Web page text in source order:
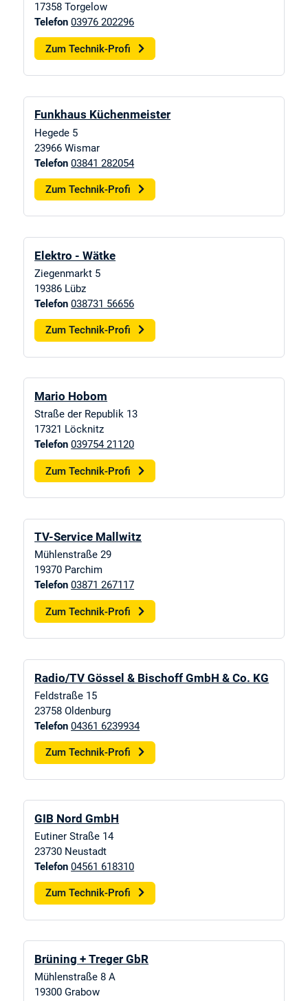
17358 Torgelow
Telefon 03976 202296
Zum Technik-Profi
Funkhaus Küchenmeister
Hegede 5
23966 Wismar
Telefon 03841 282054
Zum Technik-Profi
Elektro - Wätke
Ziegenmarkt 5
19386 Lübz
Telefon 038731 56656
Zum Technik-Profi
Mario Hobom
Straße der Republik 13
17321 Löcknitz
Telefon 039754 21120
Zum Technik-Profi
TV-Service Mallwitz
Mühlenstraße 29
19370 Parchim
Telefon 03871 267117
Zum Technik-Profi
Radio/TV Gössel & Bischoff GmbH & Co. KG
Feldstraße 15
23758 Oldenburg
Telefon 04361 6239934
Zum Technik-Profi
GIB Nord GmbH
Eutiner Straße 14
23730 Neustadt
Telefon 04561 618310
Zum Technik-Profi
Brüning + Treger GbR
Mühlenstraße 8 A
19300 Grabow